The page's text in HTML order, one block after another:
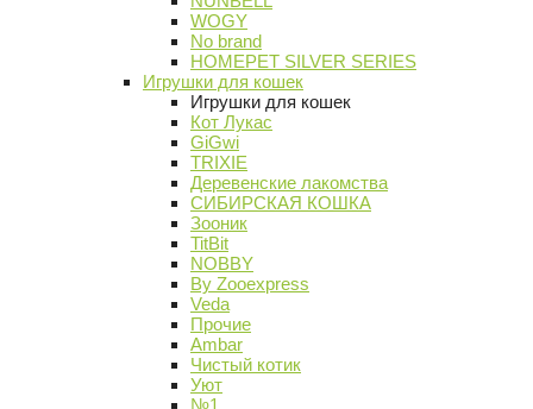
WOGY
No brand
HOMEPET SILVER SERIES
Игрушки для кошек
Игрушки для кошек
Кот Лукас
GiGwi
TRIXIE
Деревенские лакомства
СИБИРСКАЯ КОШКА
Зооник
TitBit
NOBBY
By Zooexpress
Veda
Прочие
Ambar
Чистый котик
Уют
№1